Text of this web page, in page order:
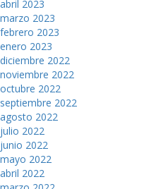
abril 2023
marzo 2023
febrero 2023
enero 2023
diciembre 2022
noviembre 2022
octubre 2022
septiembre 2022
agosto 2022
julio 2022
junio 2022
mayo 2022
abril 2022